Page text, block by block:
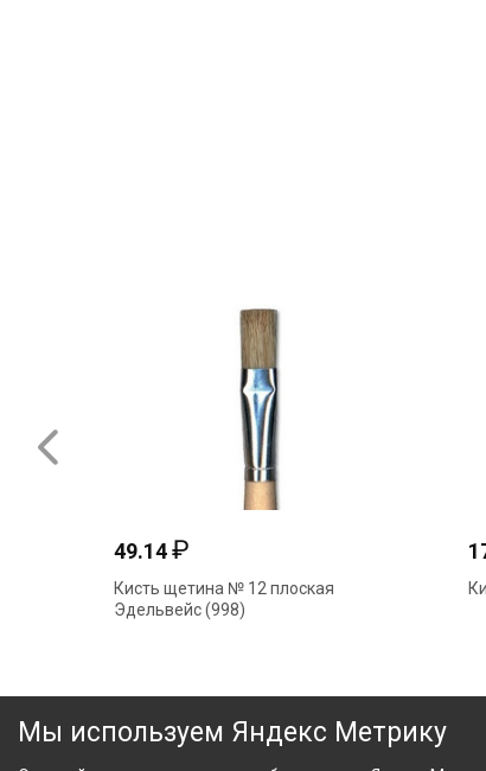
49.14₽
Кисть щетина № 12 плоская
Эдельвейс (998)
Мы используем Яндекс Метрику